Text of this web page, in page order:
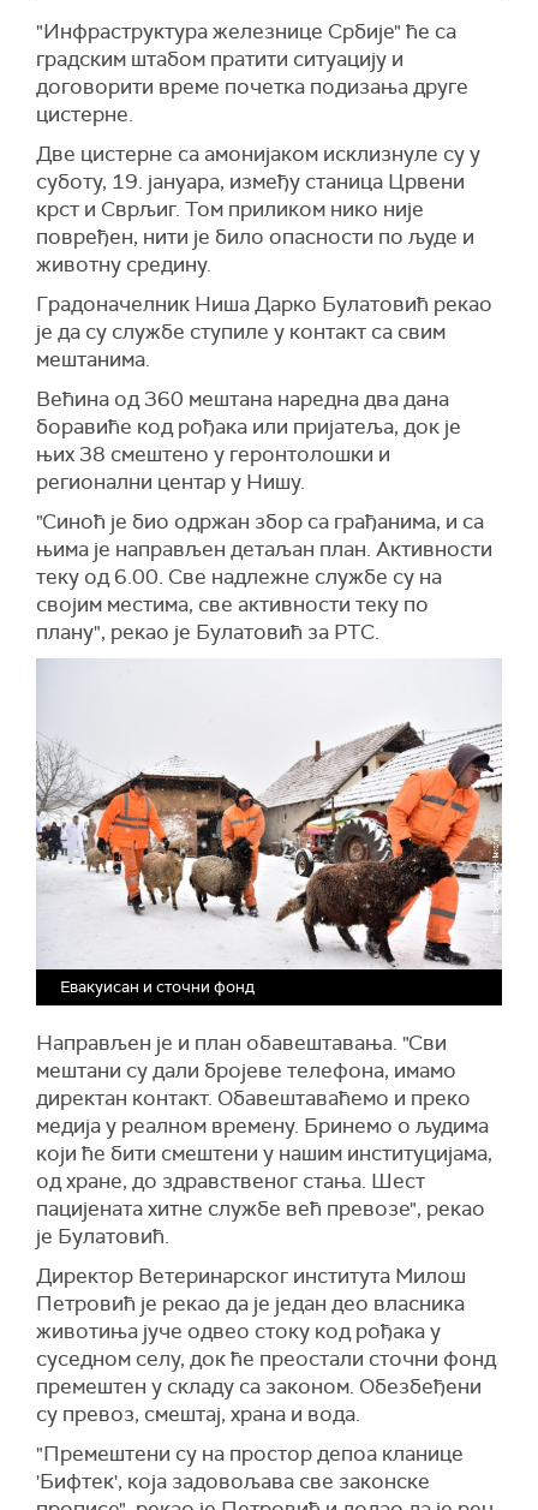
"Инфраструктура железнице Србије" ће са
градским штабом пратити ситуацију и
договорити време почетка подизања друге
цистерне.
Две цистерне сa амонијаком исклизнуле су у
суботу, 19. јануара, између станица Црвени
крст и Сврљиг. Том приликом нико није
повређен, нити је било опасности по људе и
животну средину.
Градоначелник Ниша Дарко Булатовић рекао
је да су службе ступиле у контакт са свим
мештанима.
Већина од 360 мештана наредна два дана
боравиће код рођака или пријатеља, док је
њих 38 смештено у геронтолошки и
регионални центар у Нишу.
"Синоћ је био одржан збор са грађанима, и са
њима је направљен детаљан план. Активности
теку од 6.00. Све надлежне службе су на
својим местима, све активности теку по
плану", рекао је Булатовић за РТС.
Евакуисан и сточни фонд
Направљен је и план обавештавања. "Сви
мештани су дали бројеве телефона, имамо
директан контакт. Обавештаваћемо и преко
медија у реалном времену. Бринемо о људима
који ће бити смештени у нашим институцијама,
од хране, до здравственог стања. Шест
пацијената хитне службе већ превозе", рекао
је Булатовић.
Директор Ветеринарског института Милош
Петровић је рекао да је један део власника
животиња јуче одвео стоку код рођака у
суседном селу, док ће преостали сточни фонд
премештен у складу са законом. Обезбеђени
су превоз, смештај, храна и вода.
"Премештени су на простор депоа кланице
'Бифтек', која задовољава све законске